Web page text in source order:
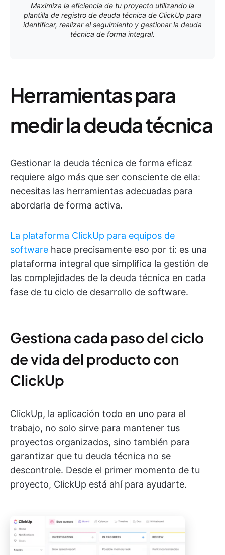
Maximiza la eficiencia de tu proyecto utilizando la
plantilla de registro de deuda técnica de ClickUp para
identificar, realizar el seguimiento y gestionar la deuda
técnica de forma integral.
Herramientas para
medir la deuda técnica
Gestionar la deuda técnica de forma eficaz
requiere algo más que ser consciente de ella:
necesitas las herramientas adecuadas para
abordarla de forma activa.
La plataforma ClickUp para equipos de
software hace precisamente eso por ti: es una
plataforma integral que simplifica la gestión de
las complejidades de la deuda técnica en cada
fase de tu ciclo de desarrollo de software.
Gestiona cada paso del ciclo
de vida del producto con
ClickUp
ClickUp, la aplicación todo en uno para el
trabajo, no solo sirve para mantener tus
proyectos organizados, sino también para
garantizar que tu deuda técnica no se
descontrole. Desde el primer momento de tu
proyecto, ClickUp está ahí para ayudarte.